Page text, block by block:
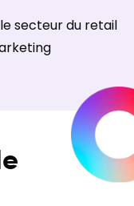
secteur du retail